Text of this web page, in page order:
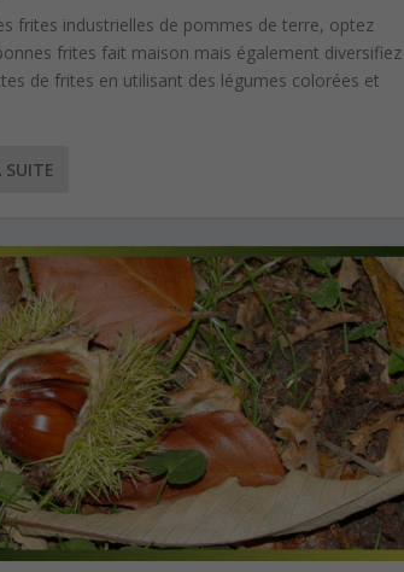
frites industrielles de pommes de terre, optez
frites fait maison mais également diversifiez
de frites en utilisant des légumes colorées et
SUITE